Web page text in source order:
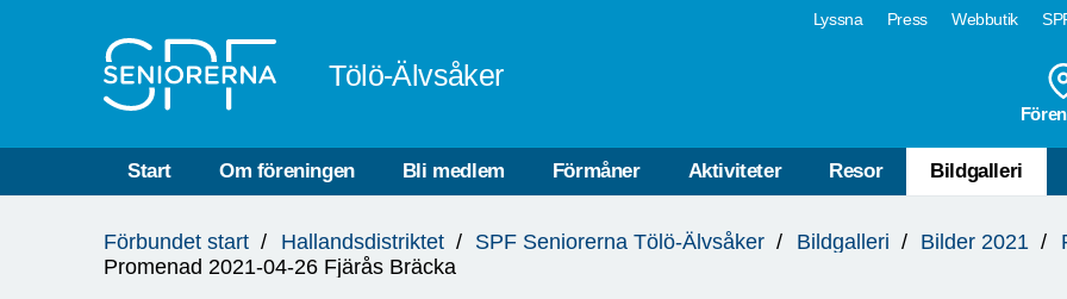
Lyssna Press Webbutik
Tölö-Älvsåker
Start Om föreningen Bli medlem Förmåner Aktiviteter Resor Bildgalleri
är
Förbundet start Hallandsdistriktet SPF Seniorerna Tölö-Älvsåker Bildgalleri Bilder 2021
Promenad 2021-04-26 Fjärås Bräcka